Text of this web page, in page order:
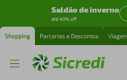
Saldão de inverno
até 40% off
Shopping Parcerias e Descontos